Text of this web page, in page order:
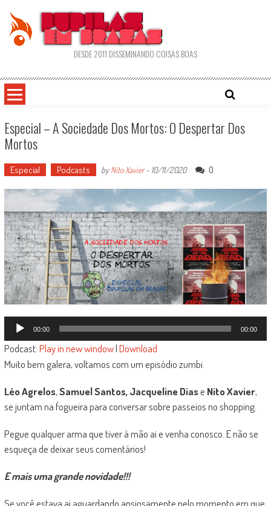
content
DESDE 2011 DISSEMINANDO COISAS BOAS
Especial – A Sociedade Dos Mortos: O Despertar Dos
Mortos
Especial Podcasts byNito Xavier- 10/11/2020 0
Tocador
de
áudio
00:00 00:00
Podcast:Play in new window|Download
Muito bem galera, voltamos com um episódio zumbi.
Léo Agrelos,Samuel Santos, Jacqueline Diase Nito Xavier,
se juntam na fogueira para conversar sobre passeios no shopping.
Pegue qualquer arma que tiver à mão ai e venha conosco. E não se
esqueça de deixar seus comentários!
E mais uma grande novidade!!!
Se você estava ai aguardando ansiosamente pelo momento em que